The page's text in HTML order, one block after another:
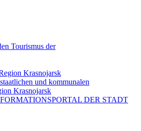
Tourismus der
Krasnojarsk
und kommunalen
Krasnojarsk
DER STADT